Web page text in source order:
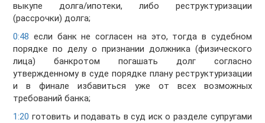
выкупе долга/ипотеки, либо реструктуризации
(рассрочки) долга;
0:48 если банк не согласен на это, тогда в судебном
порядке по делу о признании должника (физического
лица) банкротом погашать долг согласно
утвержденному в суде порядке плану реструктуризации
и в финале избавиться уже от всех возможных
требований банка;
1:20 готовить и подавать в суд иск о разделе супругами